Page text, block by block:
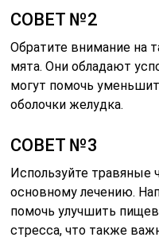
СОВЕТ №2
Обратите внимание на
мята. Они обладают
могут помочь
оболочки желудка.
СОВЕТ №3
Используйте травяные
основному лечению.
помочь улучшить
стресса, что также